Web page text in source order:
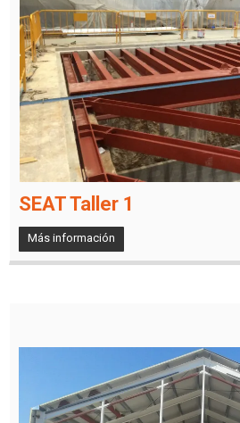
SEAT Taller 1
Más información